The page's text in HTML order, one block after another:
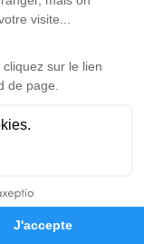
Hommages
est
hommage